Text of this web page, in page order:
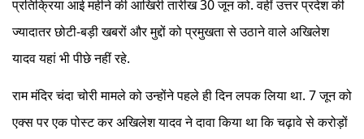
प्रतिक्रिया आई महीने की आखिरी तारीख 30 जून को. वहीं उत्तर प्रदेश की
ज्यादातर छोटी-बड़ी खबरों और मुद्दों को प्रमुखता से उठाने वाले अखिलेश
यादव यहां भी पीछे नहीं रहे.
राम मंदिर चंदा चोरी मामले को उन्होंने पहले ही दिन लपक लिया था. 7 जून को
एक्स पर एक पोस्ट कर अखिलेश यादव ने दावा किया था कि चढ़ावे से करोड़ों